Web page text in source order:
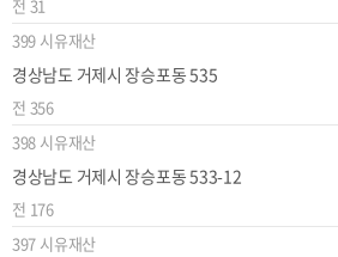
전 31
399 시유재산
경상남도 거제시 장승포동 535
전 356
398 시유재산
경상남도 거제시 장승포동 533-12
전 176
397 시유재산